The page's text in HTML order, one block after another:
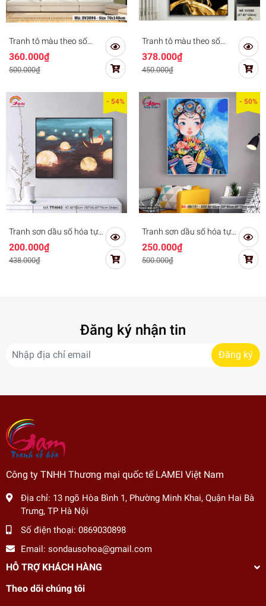
Tranh tô màu theo số
Gam DV3096 khổ lớn
70x140cm KHÔNG
KHUNG
360.000₫
500.000₫
Tranh tô màu theo số
Gam DV3082 khổ lớn
65x120cm KHÔNG
KHUNG
378.000₫
450.000₫
- 54%
Tranh sơn dầu số hóa tự
tô màu Gam khổ lớn
60x75cm căng sẵn (Hàng
đặt trước) - Khổ 40x50cm
200.000₫
438.000₫
- 50%
Tranh sơn dầu số hóa tự
tô màu Gam AN4191 khổ
lớn 60x75cm căng sẵn
(Hàng đặt trước)
250.000₫
500.000₫
Đăng ký nhận tin
Đăng ký
Công ty TNHH Thương mại quốc tế LAMEI Việt Nam
Địa chỉ: 13 ngõ Hòa Bình 1, Phường Minh Khai, Quận Hai Bà
Trưng, TP Hà Nội
Số điện thoại: 0869030898
Email: sondausohoa@gmail.com
HỖ TRỢ KHÁCH HÀNG
Theo dõi chúng tôi